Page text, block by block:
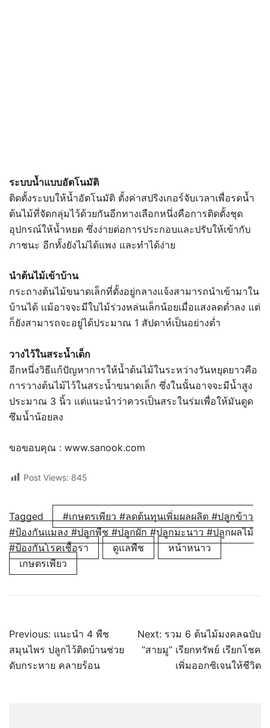
ระบบน้ำแบบอัตโนมัติ
ติดตั้งระบบให้น้ำอัตโนมัติ ตั้งค่าสปริงเกอร์จับเวลาเพื่อรดน้ำ
ต้นไม้ที่จัดกลุ่มไว้ด้วยกันอีกทางเลือกหนึ่งคือการติดตั้งชุด
อุปกรณ์ให้น้ำหยด ซึ่งง่ายต่อการประกอบและปรับให้เข้ากับ
ภาชนะ อีกทั้งยังไม่ได้แพง และทำได้ง่าย
นำต้นไม้เข้าบ้าน
กระถางต้นไม้ขนาดเล็กที่ตั้งอยู่กลางแจ้งสามารถนำเข้ามาใน
บ้านได้ แม้อาจจะมีใบไม้ร่วงหล่นเล็กน้อยเมื่อแสงลดต่ำลง แต่
ก็ยังสามารถจะอยู่ได้ประมาณ 1 สัปดาห์เป็นอย่างต่ำ
วางไว้ในสระน้ำเด็ก
อีกหนึ่งวิธีแก้ปัญหาการให้น้ำต้นไม้ในระหว่างวันหยุดยาวคือ
การวางต้นไม้ไว้ในสระน้ำขนาดเล็ก ซึ่งในนั้นอาจจะมีน้ำสูง
ประมาณ 3 นิ้ว แต่แนะนำว่าควรเป็นสระในร่มเพื่อให้มันดูด
ซึมน้ำน้อยลง
ขอขอบคุณ : www.sanook.com
Post Views: 845
Tagged
#เกษตรเพียว #ลดต้นทุนเพิ่มผลผลิต #ปลูกข้าว
#ป้องกันแมลง #ปลูกพืช #ปลูกผัก #ปลูกมะนาว #ปลูกผลไม้
#ป้องกันโรคเชื้อรา
ดูแลพืช
หน้าหนาว
เกษตรเพียว
แนะแนว
เรื่อง
Previous: แนะนำ 4 พืช
สมุนไพร ปลูกไว้ติดบ้านช่วย
ดับกระหาย คลายร้อน
Next: รวม 6 ต้นไม้มงคลฉบับ
“สายมู” เรียกทรัพย์ เรียกโชค
เพิ่มออกซิเจนให้ชีวิต